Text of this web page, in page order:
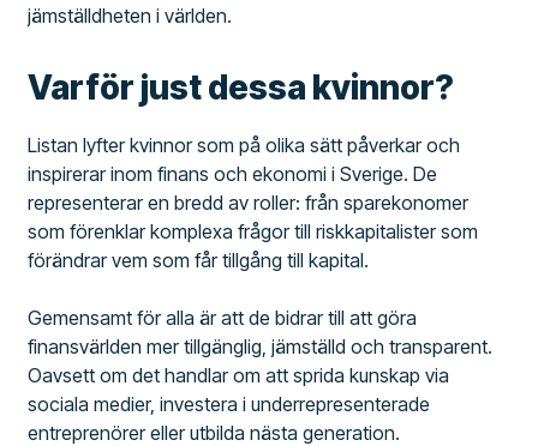
jämställdheten i världen.
Varför just dessa kvinnor?
Listan lyfter kvinnor som på olika sätt påverkar och
inspirerar inom finans och ekonomi i Sverige. De
representerar en bredd av roller: från sparekonomer
som förenklar komplexa frågor till riskkapitalister som
förändrar vem som får tillgång till kapital.
Gemensamt för alla är att de bidrar till att göra
finansvärlden mer tillgänglig, jämställd och transparent.
Oavsett om det handlar om att sprida kunskap via
sociala medier, investera i underrepresenterade
entreprenörer eller utbilda nästa generation.